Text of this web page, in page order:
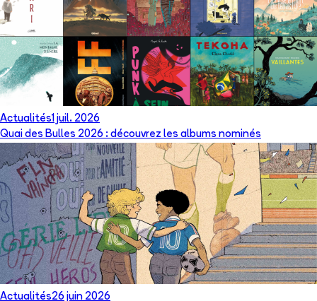
Actualités1 juil. 2026
Quai des Bulles 2026 : découvrez les albums nominés
Actualités26 juin 2026